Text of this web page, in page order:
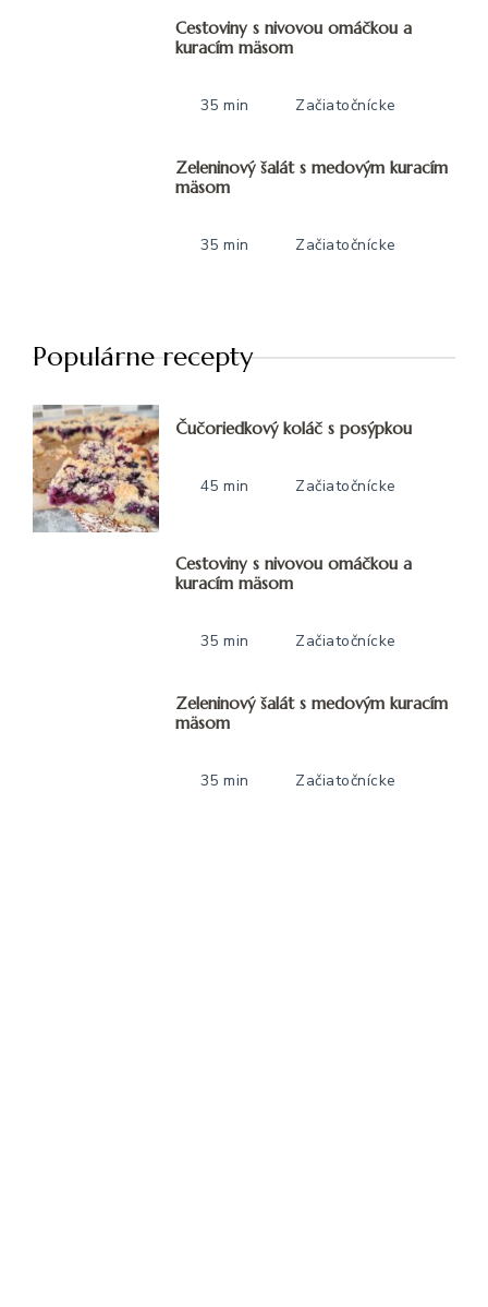
Cestoviny s nivovou omáčkou a
kuracím mäsom
35 min Začiatočnícke
Zeleninový šalát s medovým kuracím
mäsom
35 min Začiatočnícke
Populárne recepty
Čučoriedkový koláč s posýpkou
45 min Začiatočnícke
Cestoviny s nivovou omáčkou a
kuracím mäsom
35 min Začiatočnícke
Zeleninový šalát s medovým kuracím
mäsom
35 min Začiatočnícke